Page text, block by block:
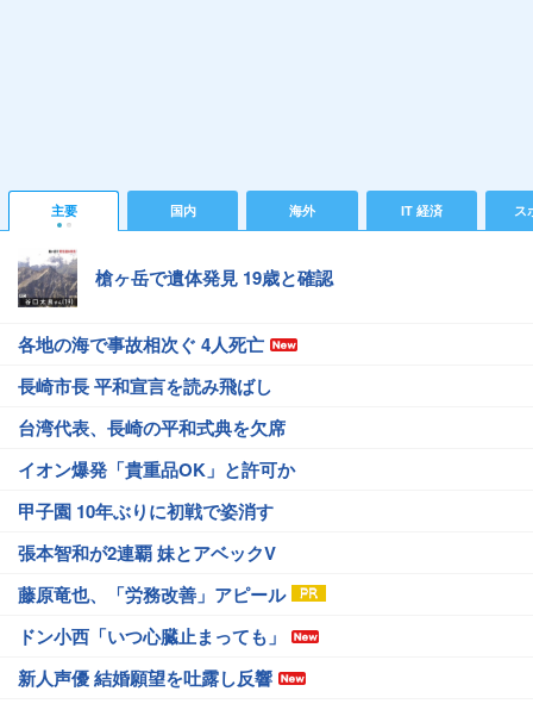
主要 国内 海外 IT 経済 ス
槍ヶ岳で遺体発見 19歳と確認
各地の海で事故相次ぐ 4人死亡
長崎市長 平和宣言を読み飛ばし
台湾代表、長崎の平和式典を欠席
イオン爆発「貴重品OK」と許可か
甲子園 10年ぶりに初戦で姿消す
張本智和が2連覇 妹とアベックV
藤原竜也、「労務改善」アピール
ドン小西「いつ心臓止まっても」
新人声優 結婚願望を吐露し反響